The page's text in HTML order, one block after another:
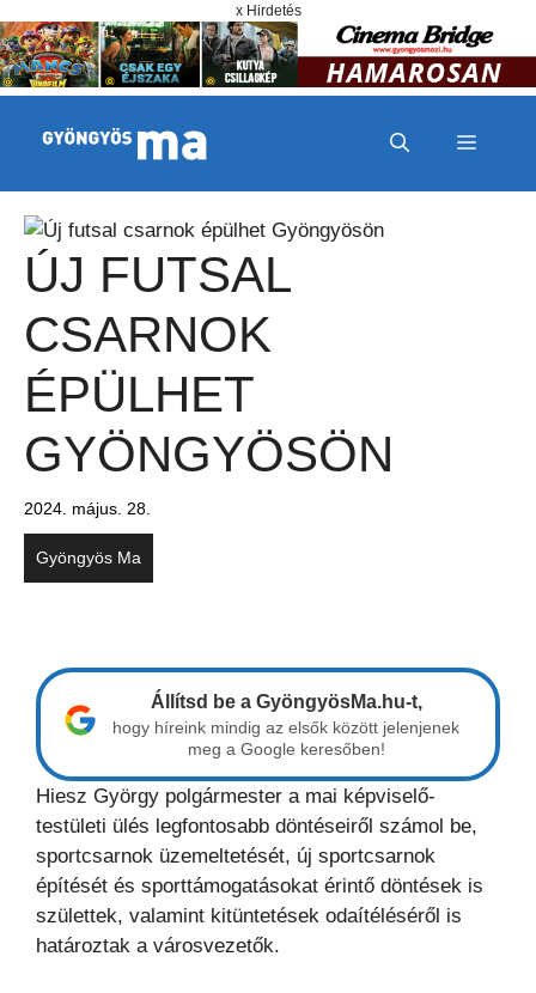
x Hirdetés
MENÜ
ÚJ FUTSAL
CSARNOK
ÉPÜLHET
GYÖNGYÖSÖN
2024. május. 28.
Gyöngyös Ma
Állítsd be a GyöngyösMa.hu-t,
hogy híreink mindig az elsők között jelenjenek
meg a Google keresőben!
Hiesz György polgármester a mai képviselő-
testületi ülés legfontosabb döntéseiről számol be,
sportcsarnok üzemeltetését, új sportcsarnok
építését és sporttámogatásokat érintő döntések is
születtek, valamint kitüntetések odaítéléséről is
határoztak a városvezetők.